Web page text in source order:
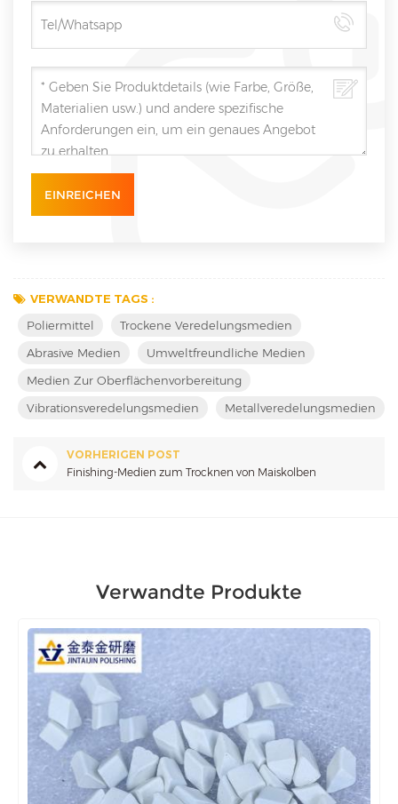
VERWANDTE TAGS :
Poliermittel
Trockene Veredelungsmedien
Abrasive Medien
Umweltfreundliche Medien
Medien Zur Oberflächenvorbereitung
Vibrationsveredelungsmedien
Metallveredelungsmedien
VORHERIGEN POST
Finishing-Medien zum Trocknen von Maiskolben
Verwandte Produkte